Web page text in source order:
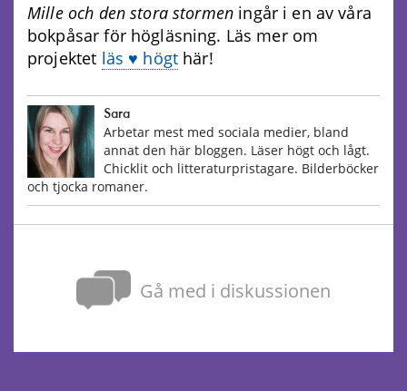
Mille och den stora stormen ingår i en av våra
bokpåsar för högläsning. Läs mer om
projektet läs ♥ högt här!
Sara
Arbetar mest med sociala medier, bland
annat den här bloggen. Läser högt och lågt.
Chicklit och litteraturpristagare. Bilderböcker
och tjocka romaner.
Gå med i diskussionen